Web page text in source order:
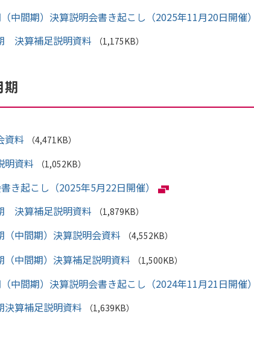
中間期）決算説明会書き起こし（2025年11月20日開催）
決算補足説明資料
（1,175KB）
期
資料 （4,471KB）
明資料 （1,052KB）
き起こし（2025年5月22日開催）
決算補足説明資料
（1,879KB）
（中間期）決算説明会資料 （4,552KB）
（中間期）決算補足説明資料 （1,500KB）
中間期）決算説明会書き起こし（2024年11月21日開催）
決算補足説明資料
（1,639KB）